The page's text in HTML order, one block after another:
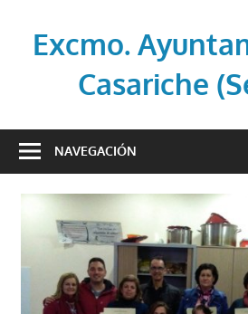
contenidoExcmo.
Casariche
oficial
Ayuntamiento
Casariche
NAVEGACIÓN